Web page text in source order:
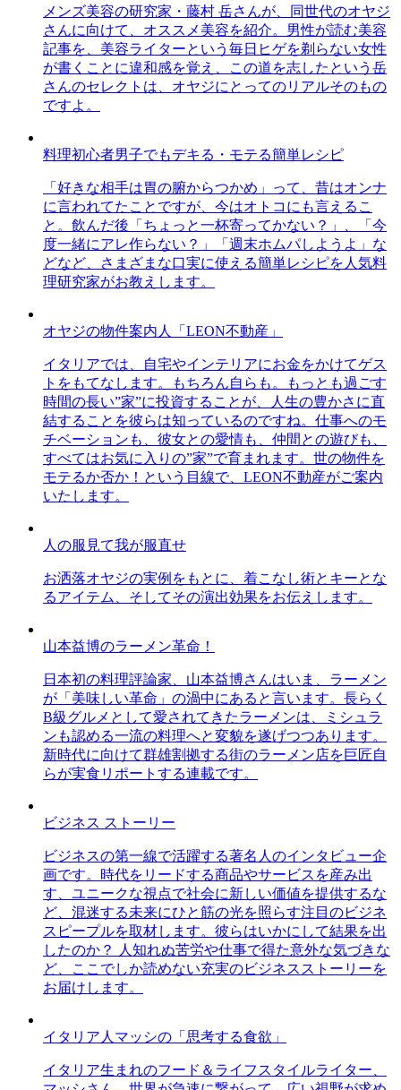
メンズ美容の研究家・藤村 岳さんが、同世代のオヤジ
さんに向けて、オススメ美容を紹介。男性が読む美容
記事を、美容ライターという毎日ヒゲを剃らない女性
が書くことに違和感を覚え、この道を志したという岳
さんのセレクトは、オヤジにとってのリアルそのもの
ですよ。
料理初心者男子でもデキる・モテる簡単レシピ
「好きな相手は胃の腑からつかめ」って、昔はオンナ
に言われてたことですが、今はオトコにも言えるこ
と。飲んだ後「ちょっと一杯寄ってかない？」、「今
度一緒にアレ作らない？」「週末ホムパしようよ」な
どなど、さまざまな口実に使える簡単レシピを人気料
理研究家がお教えします。
オヤジの物件案内人「LEON不動産」
イタリアでは、自宅やインテリアにお金をかけてゲス
トをもてなします。もちろん自らも。もっとも過ごす
時間の長い”家”に投資することが、人生の豊かさに直
結することを彼らは知っているのですね。仕事へのモ
チベーションも、彼女との愛情も、仲間との遊びも、
すべてはお気に入りの”家”で育まれます。世の物件を
モテるか否か！という目線で、LEON不動産がご案内
いたします。
人の服見て我が服直せ
お洒落オヤジの実例をもとに、着こなし術とキーとな
るアイテム、そしてその演出効果をお伝えします。
山本益博のラーメン革命！
日本初の料理評論家、山本益博さんはいま、ラーメン
が「美味しい革命」の渦中にあると言います。長らく
B級グルメとして愛されてきたラーメンは、ミシュラ
ンも認める一流の料理へと変貌を遂げつつあります。
新時代に向けて群雄割拠する街のラーメン店を巨匠自
らが実食リポートする連載です。
ビジネス ストーリー
ビジネスの第一線で活躍する著名人のインタビュー企
画です。時代をリードする商品やサービスを産み出
す、ユニークな視点で社会に新しい価値を提供するな
ど、混迷する未来にひと筋の光を照らす注目のビジネ
スピープルを取材します。彼らはいかにして結果を出
したのか？ 人知れぬ苦労や仕事で得た意外な気づきな
ど、ここでしか読めない充実のビジネスストーリーを
お届けします。
イタリア人マッシの「思考する食欲」
イタリア生まれのフード＆ライフスタイルライター、